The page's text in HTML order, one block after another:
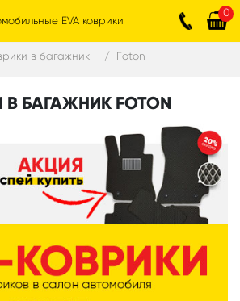
EVA коврики
0
в багажник Foton
В БАГАЖНИК FOTON